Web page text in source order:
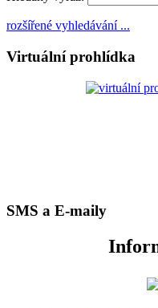
rozšířené vyhledávání ...
Virtuální prohlídka
SMS a E-maily